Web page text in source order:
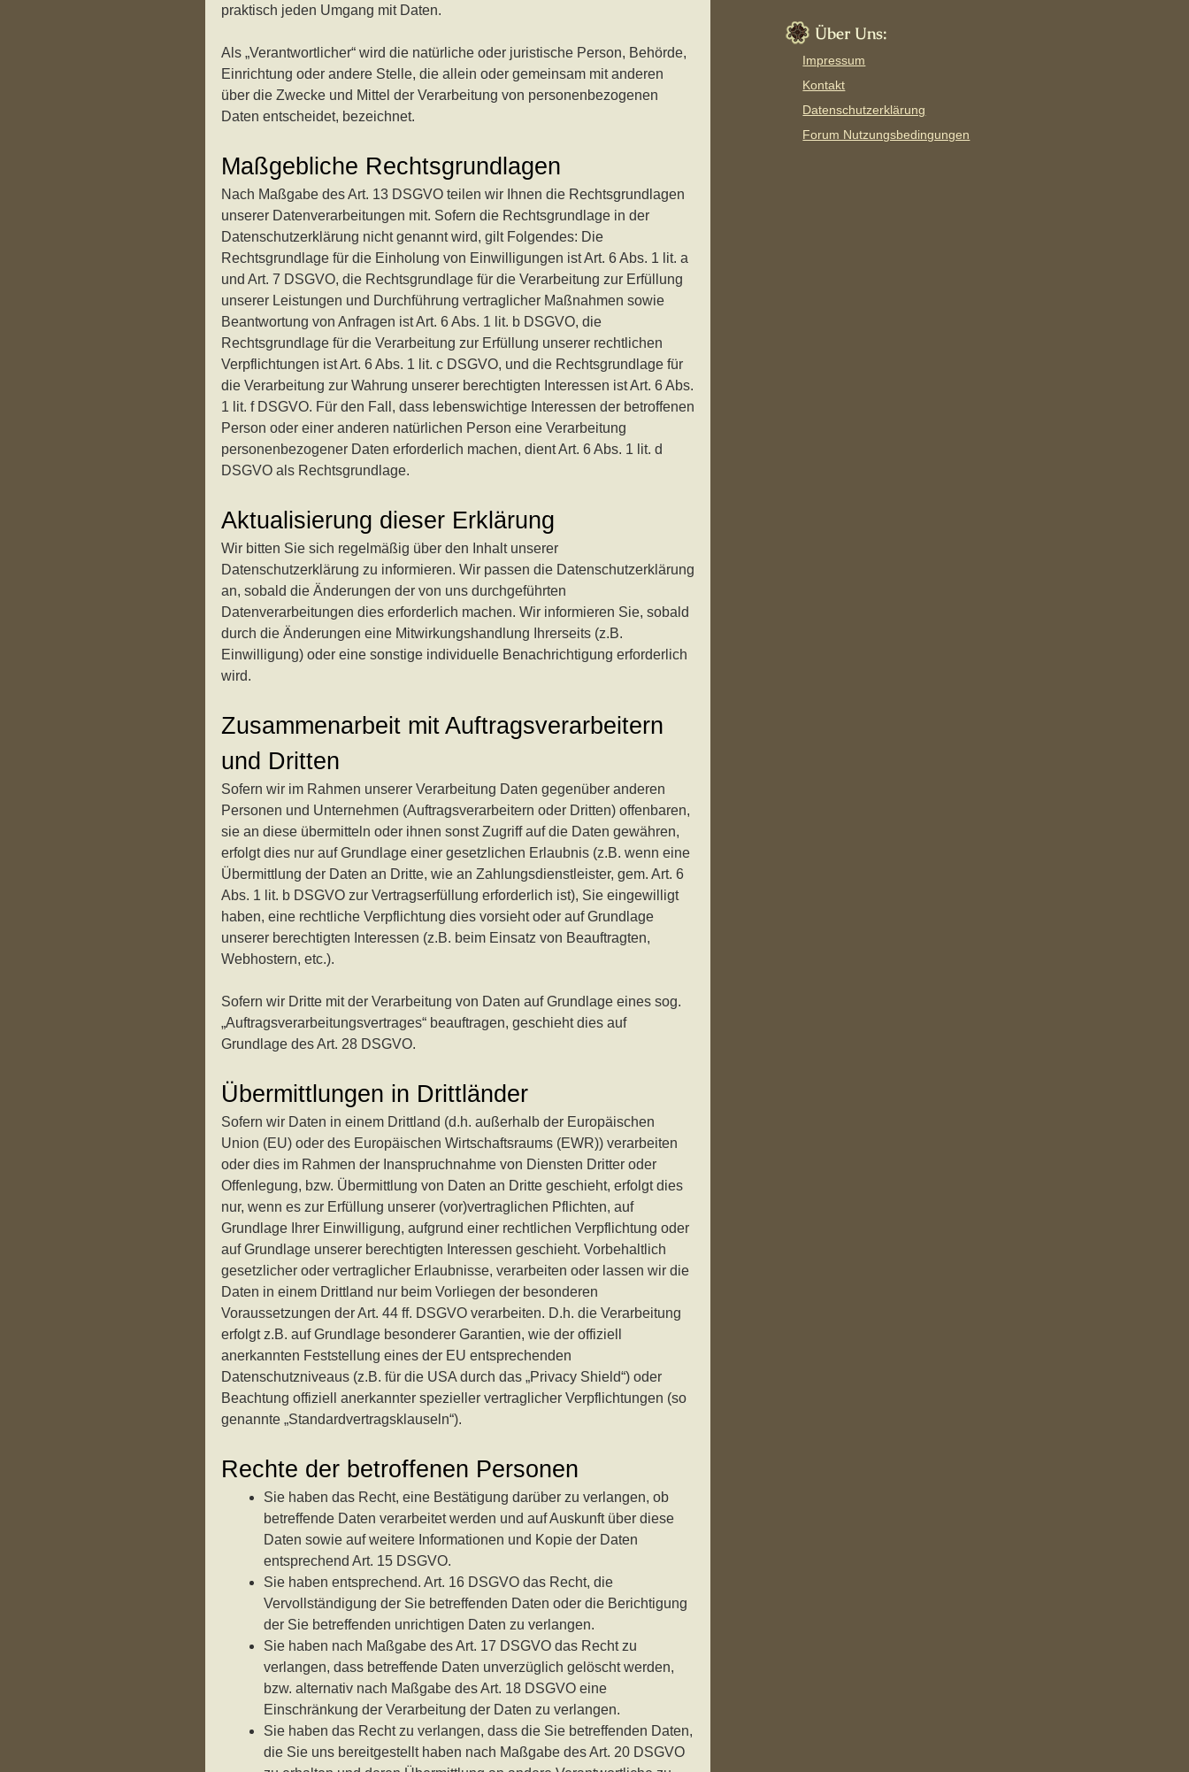
praktisch jeden Umgang mit Daten.
Als „Verantwortlicher“ wird die natürliche oder juristische Person, Behörde,
Einrichtung oder andere Stelle, die allein oder gemeinsam mit anderen
über die Zwecke und Mittel der Verarbeitung von personenbezogenen
Daten entscheidet, bezeichnet.
Maßgebliche Rechtsgrundlagen
Nach Maßgabe des Art. 13 DSGVO teilen wir Ihnen die Rechtsgrundlagen
unserer Datenverarbeitungen mit. Sofern die Rechtsgrundlage in der
Datenschutzerklärung nicht genannt wird, gilt Folgendes: Die
Rechtsgrundlage für die Einholung von Einwilligungen ist Art. 6 Abs. 1 lit. a
und Art. 7 DSGVO, die Rechtsgrundlage für die Verarbeitung zur Erfüllung
unserer Leistungen und Durchführung vertraglicher Maßnahmen sowie
Beantwortung von Anfragen ist Art. 6 Abs. 1 lit. b DSGVO, die
Rechtsgrundlage für die Verarbeitung zur Erfüllung unserer rechtlichen
Verpflichtungen ist Art. 6 Abs. 1 lit. c DSGVO, und die Rechtsgrundlage für
die Verarbeitung zur Wahrung unserer berechtigten Interessen ist Art. 6 Abs.
1 lit. f DSGVO. Für den Fall, dass lebenswichtige Interessen der betroffenen
Person oder einer anderen natürlichen Person eine Verarbeitung
personenbezogener Daten erforderlich machen, dient Art. 6 Abs. 1 lit. d
DSGVO als Rechtsgrundlage.
Aktualisierung dieser Erklärung
Wir bitten Sie sich regelmäßig über den Inhalt unserer
Datenschutzerklärung zu informieren. Wir passen die Datenschutzerklärung
an, sobald die Änderungen der von uns durchgeführten
Datenverarbeitungen dies erforderlich machen. Wir informieren Sie, sobald
durch die Änderungen eine Mitwirkungshandlung Ihrerseits (z.B.
Einwilligung) oder eine sonstige individuelle Benachrichtigung erforderlich
wird.
Zusammenarbeit mit Auftragsverarbeitern
und Dritten
Sofern wir im Rahmen unserer Verarbeitung Daten gegenüber anderen
Personen und Unternehmen (Auftragsverarbeitern oder Dritten) offenbaren,
sie an diese übermitteln oder ihnen sonst Zugriff auf die Daten gewähren,
erfolgt dies nur auf Grundlage einer gesetzlichen Erlaubnis (z.B. wenn eine
Übermittlung der Daten an Dritte, wie an Zahlungsdienstleister, gem. Art. 6
Abs. 1 lit. b DSGVO zur Vertragserfüllung erforderlich ist), Sie eingewilligt
haben, eine rechtliche Verpflichtung dies vorsieht oder auf Grundlage
unserer berechtigten Interessen (z.B. beim Einsatz von Beauftragten,
Webhostern, etc.).
Sofern wir Dritte mit der Verarbeitung von Daten auf Grundlage eines sog.
„Auftragsverarbeitungsvertrages“ beauftragen, geschieht dies auf
Grundlage des Art. 28 DSGVO.
Übermittlungen in Drittländer
Sofern wir Daten in einem Drittland (d.h. außerhalb der Europäischen
Union (EU) oder des Europäischen Wirtschaftsraums (EWR)) verarbeiten
oder dies im Rahmen der Inanspruchnahme von Diensten Dritter oder
Offenlegung, bzw. Übermittlung von Daten an Dritte geschieht, erfolgt dies
nur, wenn es zur Erfüllung unserer (vor)vertraglichen Pflichten, auf
Grundlage Ihrer Einwilligung, aufgrund einer rechtlichen Verpflichtung oder
auf Grundlage unserer berechtigten Interessen geschieht. Vorbehaltlich
gesetzlicher oder vertraglicher Erlaubnisse, verarbeiten oder lassen wir die
Daten in einem Drittland nur beim Vorliegen der besonderen
Voraussetzungen der Art. 44 ff. DSGVO verarbeiten. D.h. die Verarbeitung
erfolgt z.B. auf Grundlage besonderer Garantien, wie der offiziell
anerkannten Feststellung eines der EU entsprechenden
Datenschutzniveaus (z.B. für die USA durch das „Privacy Shield“) oder
Beachtung offiziell anerkannter spezieller vertraglicher Verpflichtungen (so
genannte „Standardvertragsklauseln“).
Rechte der betroffenen Personen
Sie haben das Recht, eine Bestätigung darüber zu verlangen, ob
betreffende Daten verarbeitet werden und auf Auskunft über diese
Daten sowie auf weitere Informationen und Kopie der Daten
entsprechend Art. 15 DSGVO.
Sie haben entsprechend. Art. 16 DSGVO das Recht, die
Vervollständigung der Sie betreffenden Daten oder die Berichtigung
der Sie betreffenden unrichtigen Daten zu verlangen.
Sie haben nach Maßgabe des Art. 17 DSGVO das Recht zu
verlangen, dass betreffende Daten unverzüglich gelöscht werden,
bzw. alternativ nach Maßgabe des Art. 18 DSGVO eine
Einschränkung der Verarbeitung der Daten zu verlangen.
Sie haben das Recht zu verlangen, dass die Sie betreffenden Daten,
die Sie uns bereitgestellt haben nach Maßgabe des Art. 20 DSGVO
Über Uns:
Impressum
Kontakt
Datenschutzerklärung
Forum Nutzungsbedingungen